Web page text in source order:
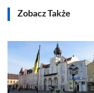
Zobacz Także